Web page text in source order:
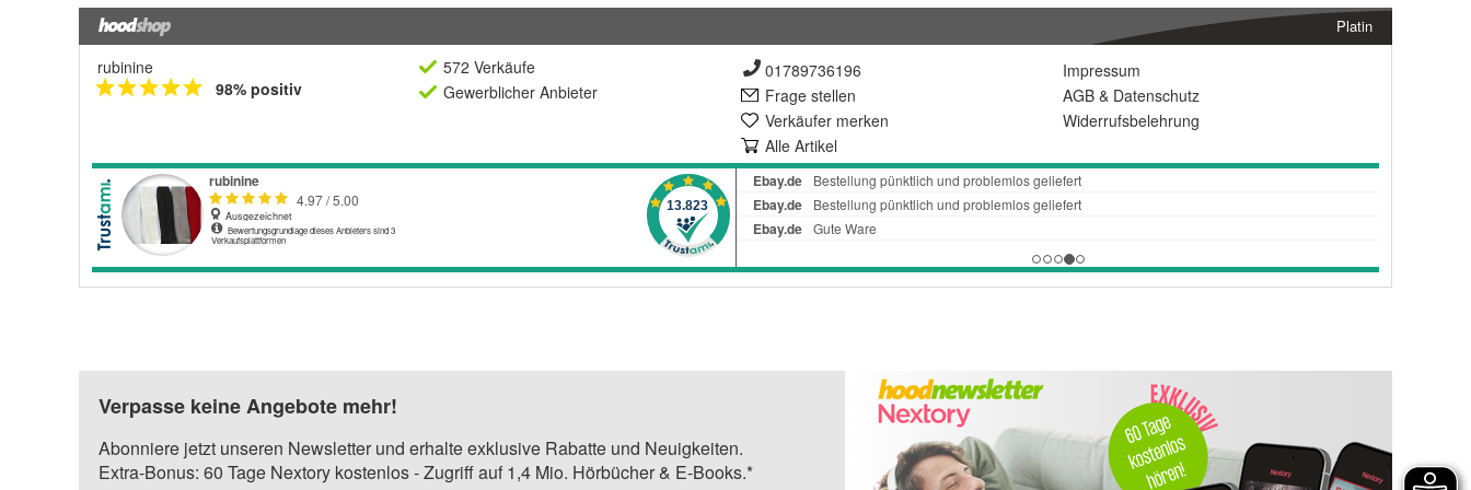
Platin
rubinine
98% positiv
572 Verkäufe
Gewerblicher Anbieter
01789736196
Frage stellen
Verkäufer merken
Alle Artikel
Impressum
AGB & Datenschutz
Widerrufsbelehrung
Verpasse keine Angebote mehr!
Abonniere jetzt unseren Newsletter und erhalte exklusive Rabatte und Neuigkeiten.
Extra-Bonus: 60 Tage Nextory kostenlos - Zugriff auf 1,4 Mio. Hörbücher & E-Books.*